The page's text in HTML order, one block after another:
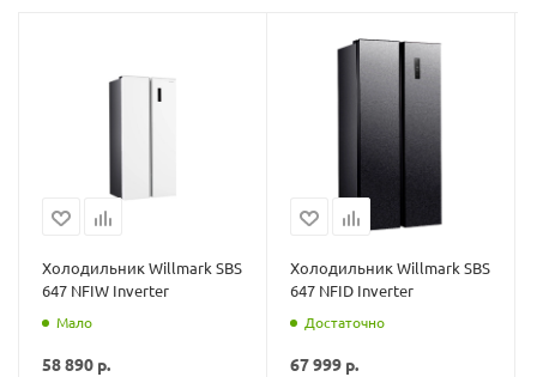
Холодильник Willmark SBS
647 NFIW Inverter
Мало
58 890 р.
Холодильник Willmark SBS
647 NFID Inverter
Достаточно
67 999 р.